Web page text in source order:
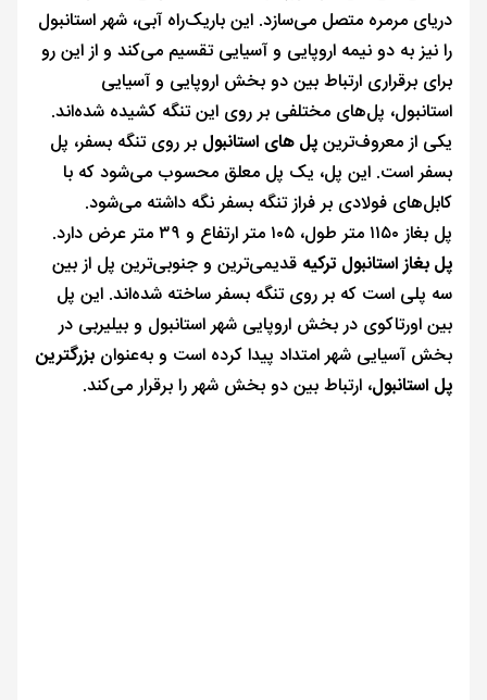
دریای مرمره متصل می‌سازد. این باریک‌راه آبی، شهر استانبول
را نیز به دو نیمه اروپایی و آسیایی تقسیم می‌کند و از این رو
برای برقراری ارتباط بین دو بخش اروپایی و آسیایی
استانبول، پل‌های مختلفی بر روی این تنگه کشیده شده‌اند.
یکی از معروف‌ترینپل های استانبول بر روی تنگه بسفر، پل
بسفر است. این پل، یک پل معلق محسوب می‌شود که با
کابل‌های فولادی بر فراز تنگه بسفر نگه داشته می‌شود.
پل بغاز ۱۱۵۰ متر طول، ۱۰۵ متر ارتفاع و ۳۹ متر عرض دارد.
پل بغاز استانبول ترکیه قدیمی‌ترین و جنوبی‌ترین پل از بین
سه پلی است که بر روی تنگه بسفر ساخته شده‌اند. این پل
بین اورتاکوی در بخش اروپایی شهر استانبول و بیلیربی در
بخش آسیایی شهر امتداد پیدا کرده است و به‌عنوان بزرگترین
پل استانبول، ارتباط بین دو بخش شهر را برقرار می‌کند.